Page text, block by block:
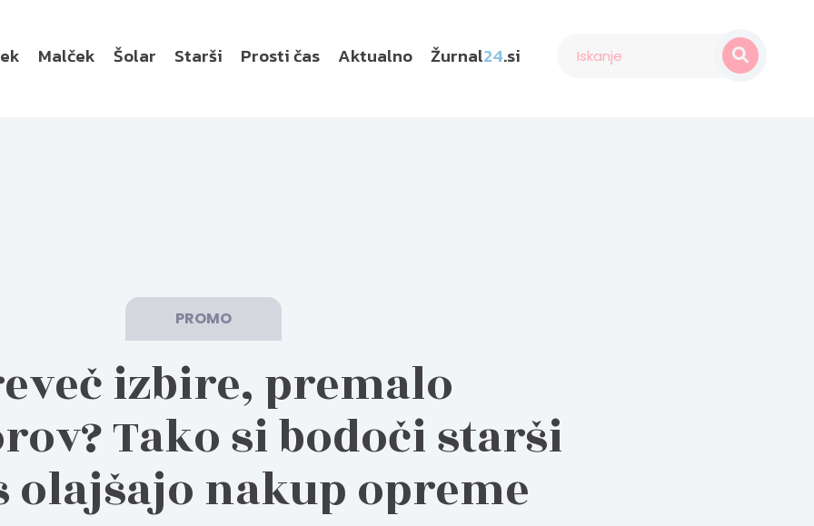
Malček Šolar Starši Prosti čas Aktualno Žurnal24.si
PROMO
izbire, premalo
Tako si bodoči starši
olajšajo nakup opreme